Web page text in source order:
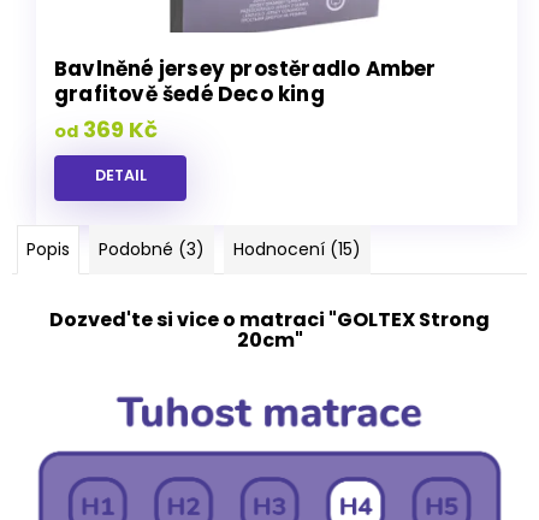
Bavlněné jersey prostěradlo Amber
grafitově šedé Deco king
od 369 Kč
DETAIL
Popis Podobné (3) Hodnocení (15)
Dozved'te si vice o matraci "GOLTEX Strong
20cm"